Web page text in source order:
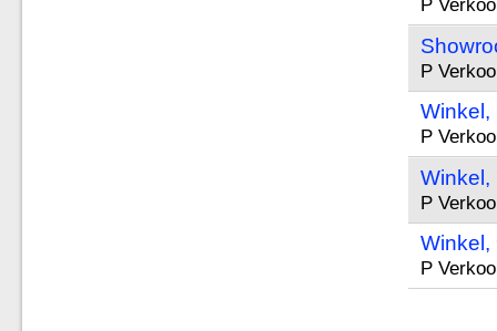
P
P
Winkel,
P
Winkel,
P
Winkel,
P